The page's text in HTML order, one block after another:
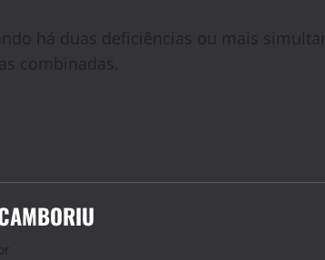
há duas deficiências ou mais
combinadas.